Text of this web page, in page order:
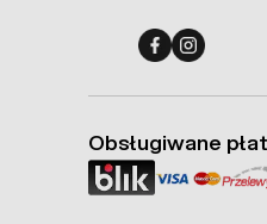
Obsługiwane